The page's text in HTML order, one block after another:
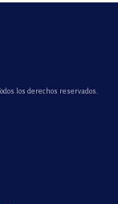
los derechos reservados.